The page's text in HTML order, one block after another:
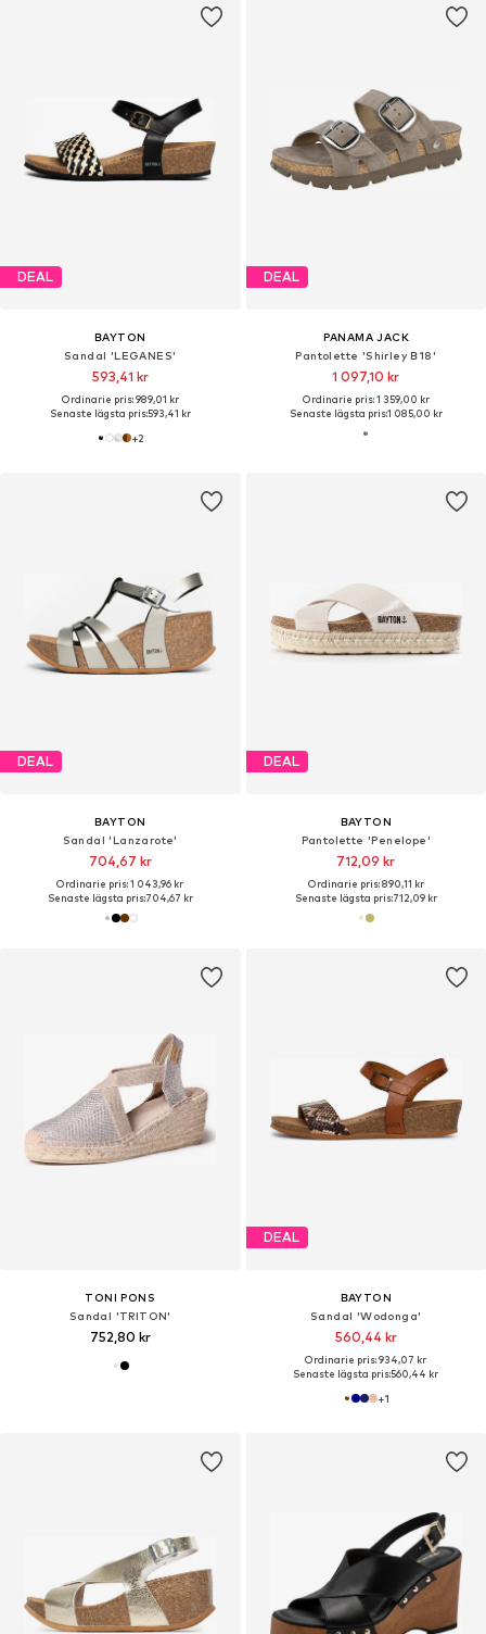
DEAL
BAYTON
Sandal 'LEGANES'
593,41 kr
Ordinarie pris: 989,01 kr
Senaste lägsta pris:593,41 kr
+2
DEAL
PANAMA JACK
Pantolette 'Shirley B18'
1 097,10 kr
Ordinarie pris: 1 359,00 kr
Senaste lägsta pris:1 085,00 kr
DEAL
BAYTON
Sandal 'Lanzarote'
704,67 kr
Ordinarie pris: 1 043,96 kr
Senaste lägsta pris:704,67 kr
DEAL
BAYTON
Pantolette 'Penelope'
712,09 kr
Ordinarie pris: 890,11 kr
Senaste lägsta pris:712,09 kr
TONI PONS
Sandal 'TRITON'
752,80 kr
DEAL
BAYTON
Sandal 'Wodonga'
560,44 kr
Ordinarie pris: 934,07 kr
Senaste lägsta pris:560,44 kr
+1